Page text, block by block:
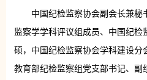
中国纪检监察协会副会长兼秘
监察学学科评议组成员、中国纪检
硕，中国纪检监察协会学科建设分
教育部纪检监察组党支部书记、副